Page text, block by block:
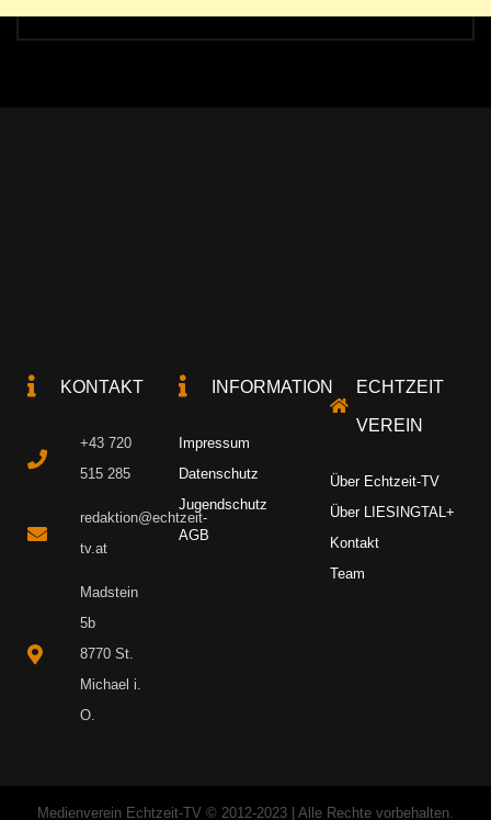
KONTAKT
+43 720
515 285
redaktion@echtzeit-
tv.at
Madstein
5b
8770 St.
Michael i.
O.
INFORMATION
Impressum
Datenschutz
Jugendschutz
AGB
ECHTZEIT
VEREIN
Über Echtzeit-TV
Über LIESINGTAL+
Kontakt
Team
Medienverein Echtzeit-TV © 2012-2023 | Alle Rechte vorbehalten.